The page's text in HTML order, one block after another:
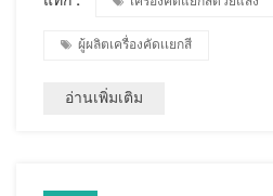
อุปกรณ์สามารถระบุความแตกต่างที่ละเอี
ผู้ผลิตเครื่องคัดเเยกสี
อ่านเพิ่มเติม